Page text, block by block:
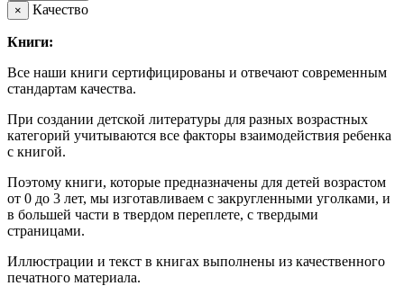
×
Качество
Книги:
Все наши книги сертифицированы и отвечают современным
стандартам качества.
При создании детской литературы для разных возрастных
категорий учитываются все факторы взаимодействия ребенка
с книгой.
Поэтому книги, которые предназначены для детей возрастом
от 0 до 3 лет, мы изготавливаем с закругленными уголками, и
в большей части в твердом переплете, с твердыми
страницами.
Иллюстрации и текст в книгах выполнены из качественного
печатного материала.